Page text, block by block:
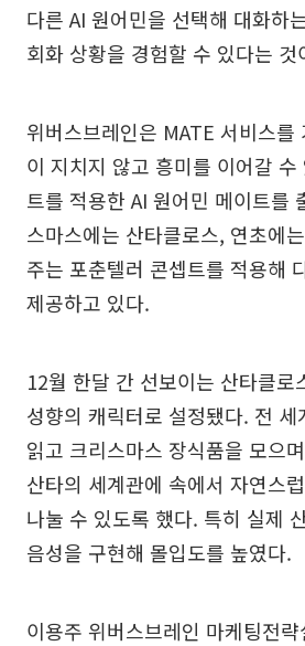
다른 AI 원어민을 선택해 대화하
회화 상황을 경험할 수 있다는 것
위버스브레인은 MATE 서비스를
이 지치지 않고 흥미를 이어갈
트를 적용한 AI 원어민 메이트를
스마스에는 산타클로스, 연초에
주는 포춘텔러 콘셉트를 적용해
제공하고 있다.
12월 한달 간 선보이는 산타클로
성향의 캐릭터로 설정됐다. 전
읽고 크리스마스 장식품을 모으
산타의 세계관에 속에서 자연스
나눌 수 있도록 했다. 특히 실제
음성을 구현해 몰입도를 높였다.
이용주 위버스브레인 마케팅전